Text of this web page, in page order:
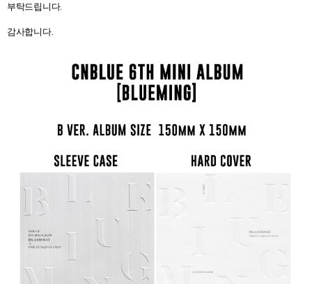
부탁드립니다.
감사합니다.